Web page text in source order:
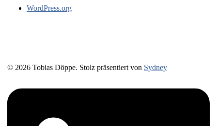
WordPress.org
© 2026 Tobias Döppe. Stolz präsentiert von Sydney
tobiasdoeppe/